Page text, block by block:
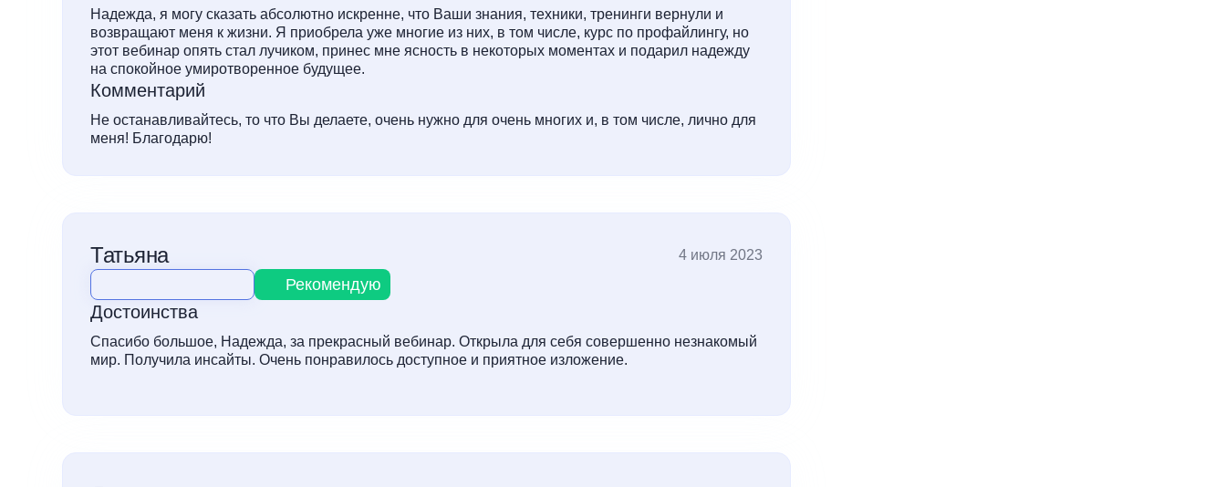
Надежда, я могу сказать абсолютно искренне, что Ваши знания, техники, тренинги вернули и
возвращают меня к жизни. Я приобрела уже многие из них, в том числе, курс по профайлингу, но
этот вебинар опять стал лучиком, принес мне ясность в некоторых моментах и подарил надежду
на спокойное умиротворенное будущее.
Комментарий
Не останавливайтесь, то что Вы делаете, очень нужно для очень многих и, в том числе, лично для
меня! Благодарю!
Татьяна 4 июля 2023
Рекомендую
Достоинства
Спасибо большое, Надежда, за прекрасный вебинар. Открыла для себя совершенно незнакомый
мир. Получила инсайты. Очень понравилось доступное и приятное изложение.